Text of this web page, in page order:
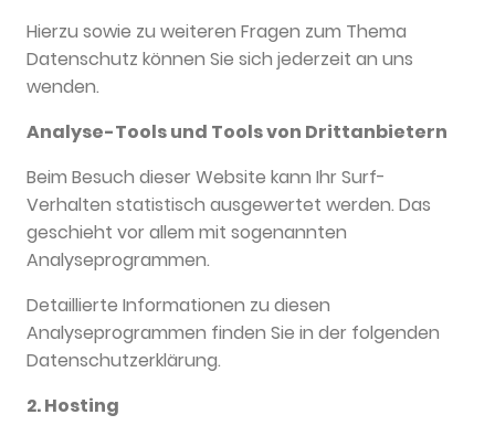
Hierzu sowie zu weiteren Fragen zum Thema
Datenschutz können Sie sich jederzeit an uns
wenden.
Analyse-Tools und Tools von Dritt­anbietern
Beim Besuch dieser Website kann Ihr Surf-
Verhalten statistisch ausgewertet werden. Das
geschieht vor allem mit sogenannten
Analyseprogrammen.
Detaillierte Informationen zu diesen
Analyseprogrammen finden Sie in der folgenden
Datenschutzerklärung.
2. Hosting